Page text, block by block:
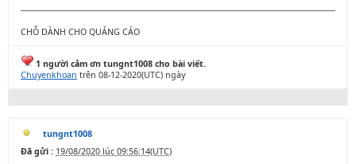
CHỖ DÀNH CHO QUẢNG CÁO
1 người cảm ơn tungnt1008 cho bài viết.
Chuyenkhoan trên 08-12-2020(UTC) ngày
tungnt1008
Đã gửi : 19/08/2020 lúc 09:56:14(UTC)